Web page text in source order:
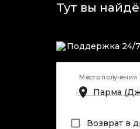
Тут вы
Поддержка 24/
Место получения
Возврат в